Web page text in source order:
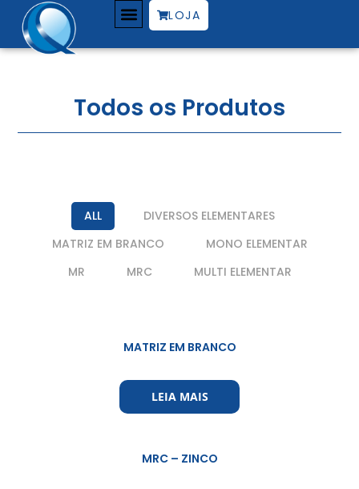
LOJA
Todos os Produtos
ALL
DIVERSOS ELEMENTARES
MATRIZ EM BRANCO
MONO ELEMENTAR
MR
MRC MULTI ELEMENTAR
MATRIZ EM BRANCO
LEIA MAIS
MRC – ZINCO